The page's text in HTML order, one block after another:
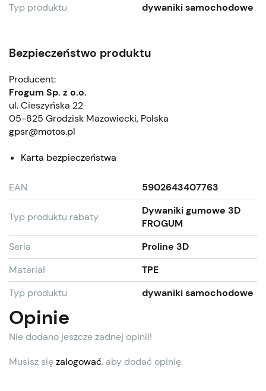
Typ produktu
dywaniki samochodowe
Bezpieczeństwo produktu
Producent:
Frogum Sp. z o.o.
ul. Cieszyńska 22
05-825 Grodzisk Mazowiecki, Polska
gpsr@motos.pl
Karta bezpieczeństwa
EAN 5902643407763
Typ produktu rabaty
Dywaniki gumowe 3D
FROGUM
Seria
Proline 3D
Materiał
TPE
Typ produktu
dywaniki samochodowe
Opinie
Nie dodano jeszcze żadnej opinii!
Musisz sięzalogować, aby dodać opinię.